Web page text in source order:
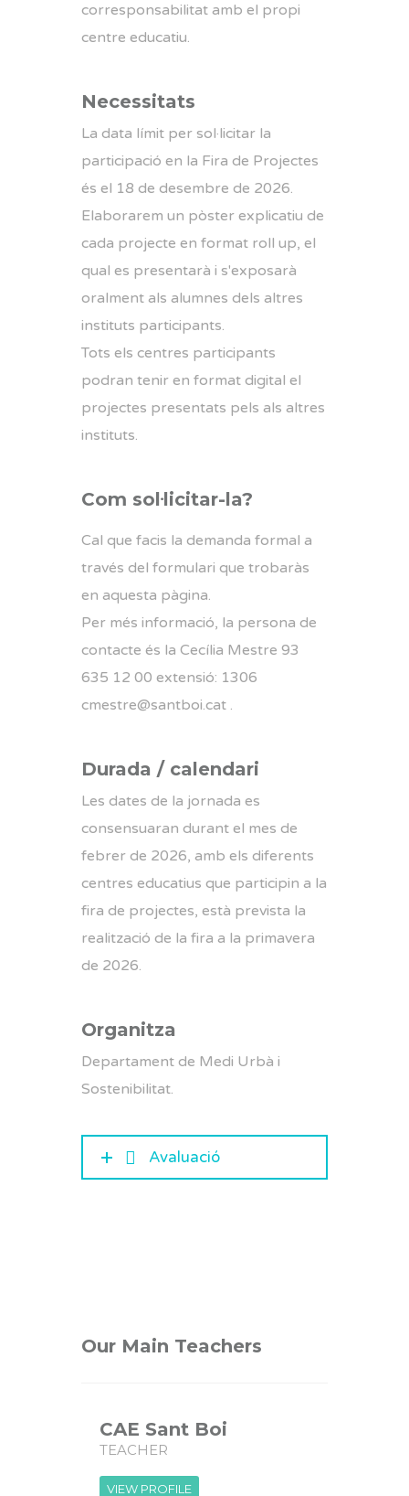
corresponsabilitat amb el propi
centre educatiu.
Necessitats
La data límit per sol·licitar la
participació en la Fira de Projectes
és el 18 de desembre de 2026.
Elaborarem un pòster explicatiu de
cada projecte en format roll up, el
qual es presentarà i s'exposarà
oralment als alumnes dels altres
instituts participants.
Tots els centres participants
podran tenir en format digital el
projectes presentats pels als altres
instituts.
Com sol·licitar-la?
Cal que facis la demanda formal a
través del formulari que trobaràs
en aquesta pàgina.
Per més informació, la persona de
contacte és la Cecília Mestre 93
635 12 00 extensió: 1306
cmestre@santboi.cat .
Durada / calendari
Les dates de la jornada es
consensuaran durant el mes de
febrer de 2026, amb els diferents
centres educatius que participin a la
fira de projectes, està prevista la
realització de la fira a la primavera
de 2026.
Organitza
Departament de Medi Urbà i
Sostenibilitat.
Avaluació
Our Main Teachers
CAE Sant Boi
TEACHER
VIEW PROFILE